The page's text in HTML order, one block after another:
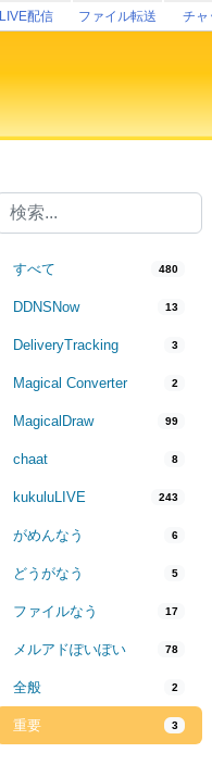
LIVE配信 ファイル転送 チャ
すべて 480
DDNSNow 13
DeliveryTracking 3
Magical Converter 2
MagicalDraw 99
chaat 8
kukuluLIVE 243
がめんなう 6
どうがなう 5
ファイルなう 17
メルアドぽいぽい 78
全般 2
重要 3